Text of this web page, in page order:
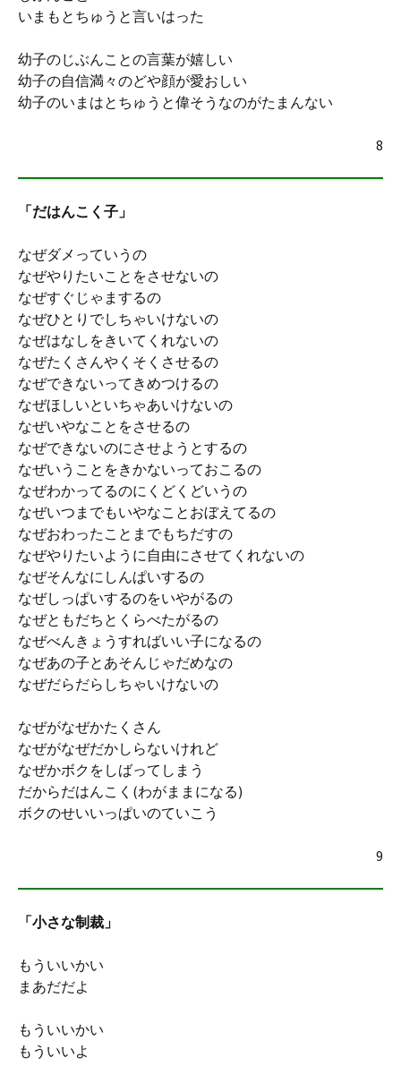
いまもとちゅうと言いはった
幼子のじぶんことの言葉が嬉しい
幼子の自信満々のどや顔が愛おしい
幼子のいまはとちゅうと偉そうなのがたまんない
8
「だはんこく子」
なぜダメっていうの
なぜやりたいことをさせないの
なぜすぐじゃまするの
なぜひとりでしちゃいけないの
なぜはなしをきいてくれないの
なぜたくさんやくそくさせるの
なぜできないってきめつけるの
なぜほしいといちゃあいけないの
なぜいやなことをさせるの
なぜできないのにさせようとするの
なぜいうことをきかないっておこるの
なぜわかってるのにくどくどいうの
なぜいつまでもいやなことおぼえてるの
なぜおわったことまでもちだすの
なぜやりたいように自由にさせてくれないの
なぜそんなにしんぱいするの
なぜしっぱいするのをいやがるの
なぜともだちとくらべたがるの
なぜべんきょうすればいい子になるの
なぜあの子とあそんじゃだめなの
なぜだらだらしちゃいけないの
なぜがなぜかたくさん
なぜがなぜだかしらないけれど
なぜかボクをしばってしまう
だからだはんこく(わがままになる)
ボクのせいいっぱいのていこう
9
「小さな制裁」
もういいかい
まあだだよ
もういいかい
もういいよ